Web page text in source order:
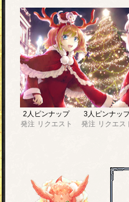
2人ピンナップ
発注 リクエスト
3人ピンナッ
発注 リクエス